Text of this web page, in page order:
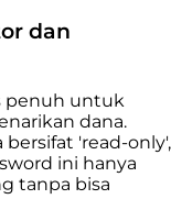
dan
penuh untuk
dana.
'read-only',
ini hanya
tanpa bisa